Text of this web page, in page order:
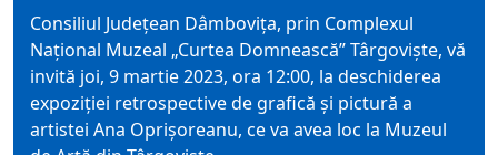
Consiliul Județean Dâmbovița, prin Complexul
Național Muzeal „Curtea Domnească” Târgoviște, vă
invită joi, 9 martie 2023, ora 12:00, la deschiderea
expoziției retrospective de grafică și pictură a
artistei Ana Oprișoreanu, ce va avea loc la Muzeul